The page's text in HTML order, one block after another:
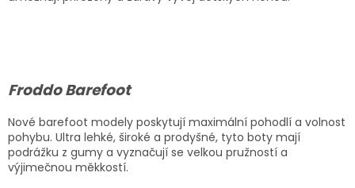
Froddo Barefoot
Nové barefoot modely poskytují maximální pohodlí a volnost
pohybu. Ultra lehké, široké a prodyšné, tyto boty mají
podrážku z gumy a vyznačují se velkou pružností a
výjimečnou měkkostí.